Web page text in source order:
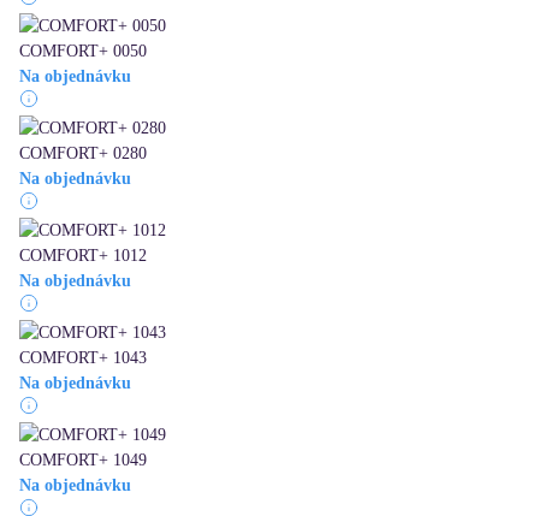
COMFORT+ 0050
Na objednávku
COMFORT+ 0280
Na objednávku
COMFORT+ 1012
Na objednávku
COMFORT+ 1043
Na objednávku
COMFORT+ 1049
Na objednávku